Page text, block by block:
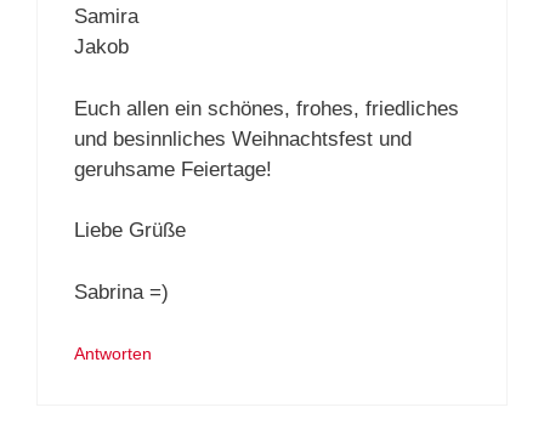
Samira
Jakob
Euch allen ein schönes, frohes, friedliches
und besinnliches Weihnachtsfest und
geruhsame Feiertage!
Liebe Grüße
Sabrina =)
Antworten